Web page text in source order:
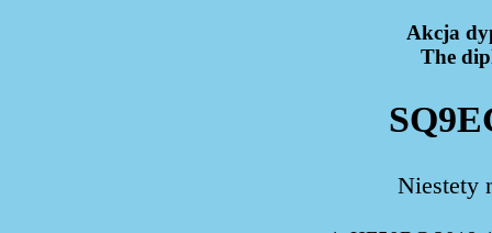
Akcja
The
Niestety